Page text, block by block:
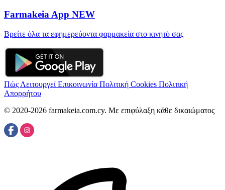
Farmakeia App NEW
Βρείτε όλα τα εφημερεύοντα φαρμακεία στο κινητό σας
Πώς Λειτουργεί Επικοινωνία Πολιτική Cookies Πολιτική
Απορρήτου
© 2020-2026 farmakeia.com.cy. Με επιφύλαξη κάθε δικαιώματος